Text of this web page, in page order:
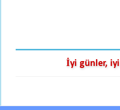
İyi günler,